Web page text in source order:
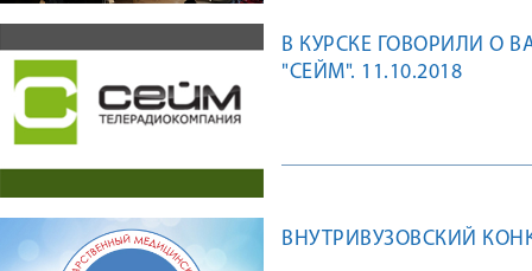
В КУРСКЕ ГОВОРИЛИ О
"СЕЙМ". 11.10.2018
ВНУТРИВУЗОВСКИЙ